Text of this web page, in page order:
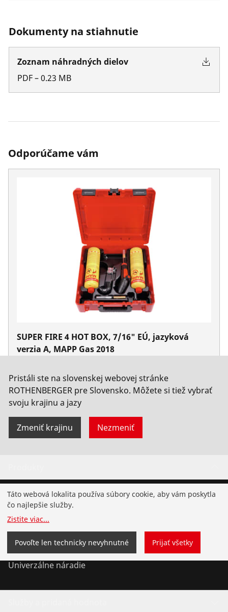
Dokumenty na stiahnutie
Zoznam náhradných dielov
PDF–0.23 MB
Odporúčame vám
SUPER FIRE 4 HOT BOX, 7/16" EÚ, jazyková
verzia A, MAPP Gas 2018
Pristáli ste na slovenskej webovej stránke
ROTHENBERGER pre Slovensko. Môžete si tiež vybrať
svoju krajinu a jazy
Zmeniť krajinu Nezmeniť
Inštalácia
Servis a údržba
Chladenie a klíma
Univerzálne náradie
Táto webová lokalita používa súbory cookie, aby vám poskytla
čo najlepšie služby.
Zistite viac...
Povoľte len technicky nevyhnutné Prijať všetky